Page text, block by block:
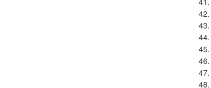
42.
43.
44.
45.
46.
47.
48.